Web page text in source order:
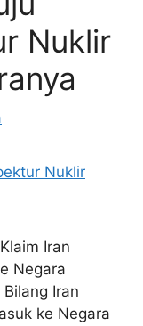
Nuklir
Iran
Negara
Iran
ke Negara